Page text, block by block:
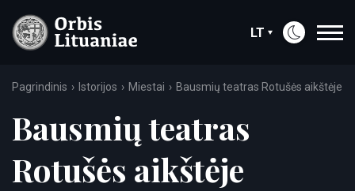
LT
Pagrindinis Istorijos Miestai Bausmių teatras Rotušės aikštėje
Bausmių teatras
Rotušės aikštėje